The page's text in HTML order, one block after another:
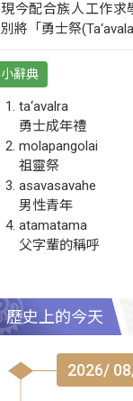
現今配合族人工作求
別將「勇士祭
小辭典
ta‘avalra
勇士成年禮
molapangolai
祖靈祭
asavasavahe
男性青年
atamatama
父字輩的稱呼
歷史上的今天
2026/